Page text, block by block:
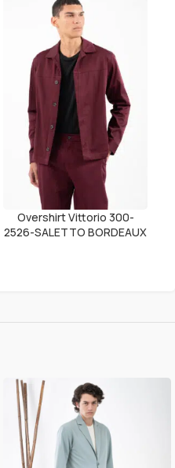
Overshirt Vittorio 300-
2526-SALETTO BORDEAUX